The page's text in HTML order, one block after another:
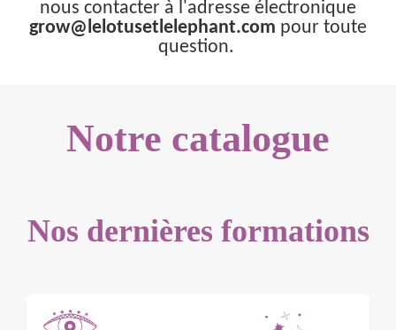
nous contacter à l'adresse électronique
grow@lelotusetlelephant.com pour toute
question.
Notre catalogue
Nos dernières formations